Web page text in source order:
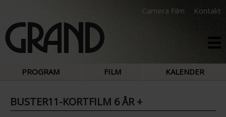
Camera Film Kontakt
PROGRAM FILM KALENDER
BUSTER11-KORTFILM 6 ÅR +